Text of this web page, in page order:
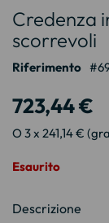
all'inizio
della
galleria
di
Credenza
scorrevoli
Riferimento
723,44 €
O 3 x 241,14 €
Esaurito
Descrizione